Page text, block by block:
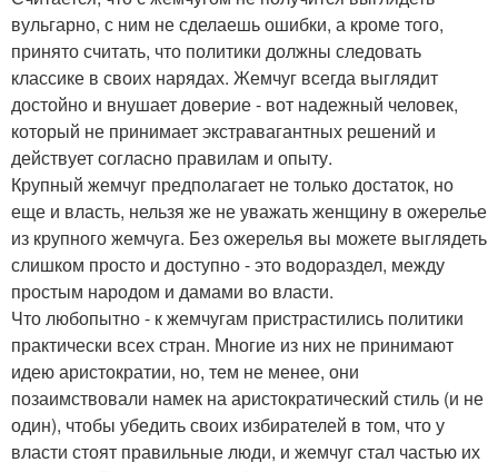
вульгарно, с ним не сделаешь ошибки, а кроме того,
принято считать, что политики должны следовать
классике в своих нарядах. Жемчуг всегда выглядит
достойно и внушает доверие - вот надежный человек,
который не принимает экстравагантных решений и
действует согласно правилам и опыту.
Крупный жемчуг предполагает не только достаток, но
еще и власть, нельзя же не уважать женщину в ожерелье
из крупного жемчуга. Без ожерелья вы можете выглядеть
слишком просто и доступно - это водораздел, между
простым народом и дамами во власти.
Что любопытно - к жемчугам пристрастились политики
практически всех стран. Многие из них не принимают
идею аристократии, но, тем не менее, они
позаимствовали намек на аристократический стиль (и не
один), чтобы убедить своих избирателей в том, что у
власти стоят правильные люди, и жемчуг стал частью их